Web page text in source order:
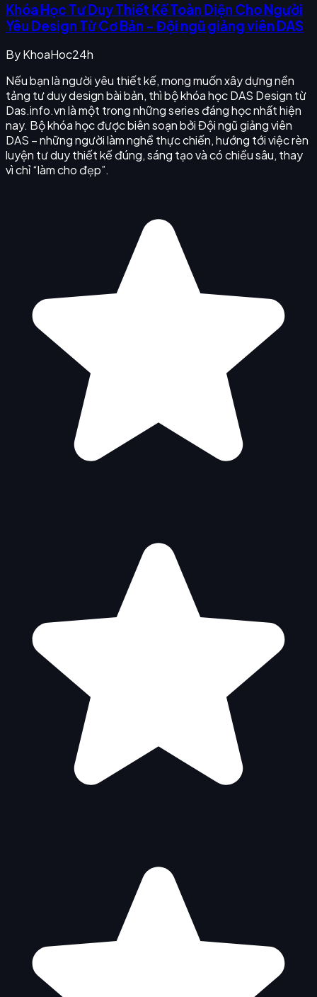
Khóa Học Tư Duy Thiết Kế Toàn Diện Cho Người
Yêu Design Từ Cơ Bản - Đội ngũ giảng viên DAS
ByKhoaHoc24h
Nếu bạn là người yêu thiết kế, mong muốn xây dựng nền
tảng tư duy design bài bản, thì bộ khóa học DAS Design từ
Das.info.vn là một trong những series đáng học nhất hiện
nay. Bộ khóa học được biên soạn bởi Đội ngũ giảng viên
DAS – những người làm nghề thực chiến, hướng tới việc rèn
luyện tư duy thiết kế đúng, sáng tạo và có chiều sâu, thay
vì chỉ “làm cho đẹp”.